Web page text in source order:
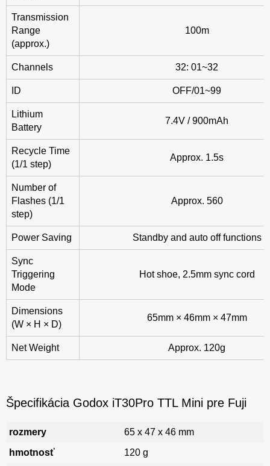
Transmission
Range
(approx.)
100m
Channels 32: 01~32
ID OFF/01~99
Lithium
Battery
7.4V / 900mAh
Recycle Time
(1/1 step)
Approx. 1.5s
Number of
Flashes (1/1
step)
Approx. 560
Power Saving Standby and auto off functions
Sync
Triggering
Mode
Hot shoe, 2.5mm sync cord
Dimensions
(W × H × D)
65mm × 46mm × 47mm
Net Weight Approx. 120g
Špecifikácia Godox iT30Pro TTL Mini pre Fuji
rozmery
65 x 47 x 46 mm
hmotnosť
120 g